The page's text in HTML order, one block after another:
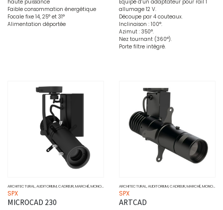
haute puissance
Faible consommation énergétique
Focale fixe 14, 25° et 31°
Alimentation déportée
Équipé d’un adaptateur pour rail 1
allumage 12 V.
Découpe par 4 couteaux.
Inclinaison : 100°.
Azimut : 350°.
Nez tournant (360°).
Porte filtre intégré.
ARCHITECTURAL,AUDITORIUM,CADREUR,MARCHÉ,MONOCHROME MUSÉO,PROJECTEURS,SOURCE
SPX
MICROCAD 230
ARCHITECTURAL,AUDITORIUM,CADREUR,MARCHÉ,MONOCHROME
SPX
ARTCAD